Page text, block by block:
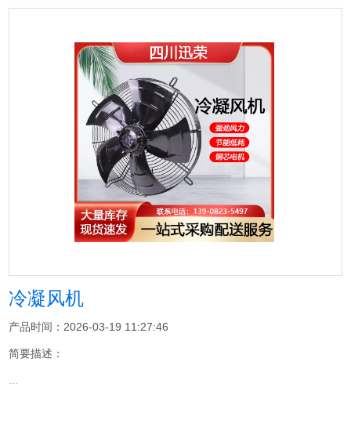
冷凝风机
产品时间：2026-03-19 11:27:46
简要描述：
...